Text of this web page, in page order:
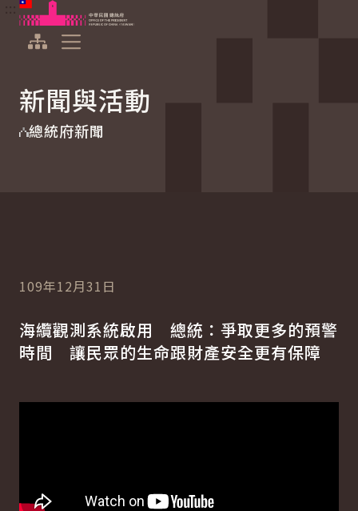
跳到主要內容
中華民國總統府
新聞與活動
總統府新聞
109年12月31日
海纜觀測系統啟用 總統：爭取更多的預警
時間 讓民眾的生命跟財產安全更有保障